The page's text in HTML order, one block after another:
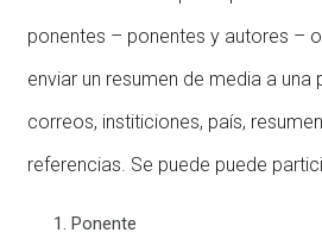
ponentes – ponentes y autores –
enviar un resumen de media a una
correos, institiciones, país,
referencias. Se puede puede
Ponente